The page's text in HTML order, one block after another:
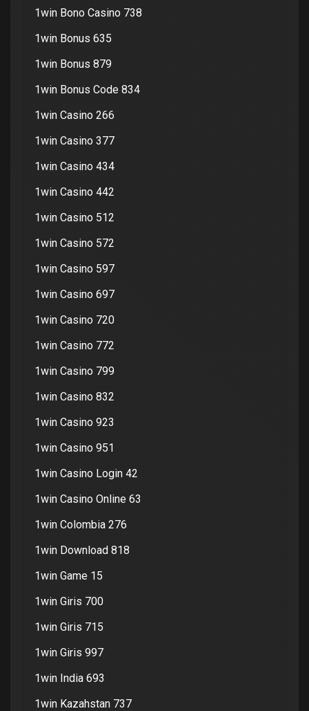
1win Bono Casino 738
1win Bonus 635
1win Bonus 879
1win Bonus Code 834
1win Casino 266
1win Casino 377
1win Casino 434
1win Casino 442
1win Casino 512
1win Casino 572
1win Casino 597
1win Casino 697
1win Casino 720
1win Casino 772
1win Casino 799
1win Casino 832
1win Casino 923
1win Casino 951
1win Casino Login 42
1win Casino Online 63
1win Colombia 276
1win Download 818
1win Game 15
1win Giris 700
1win Giris 715
1win Giris 997
1win India 693
1win Kazahstan 737